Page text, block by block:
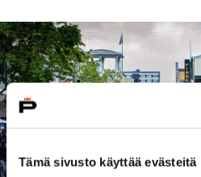
Tämä sivusto käyttää evästeitä